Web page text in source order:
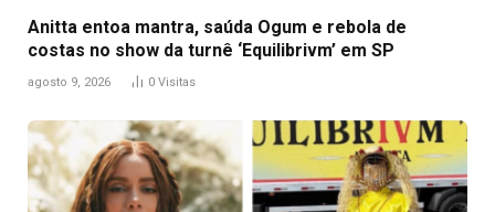
Anitta entoa mantra, saúda Ogum e rebola de
costas no show da turnê ‘Equilibrivm’ em SP
agosto 9, 2026 0 Visitas